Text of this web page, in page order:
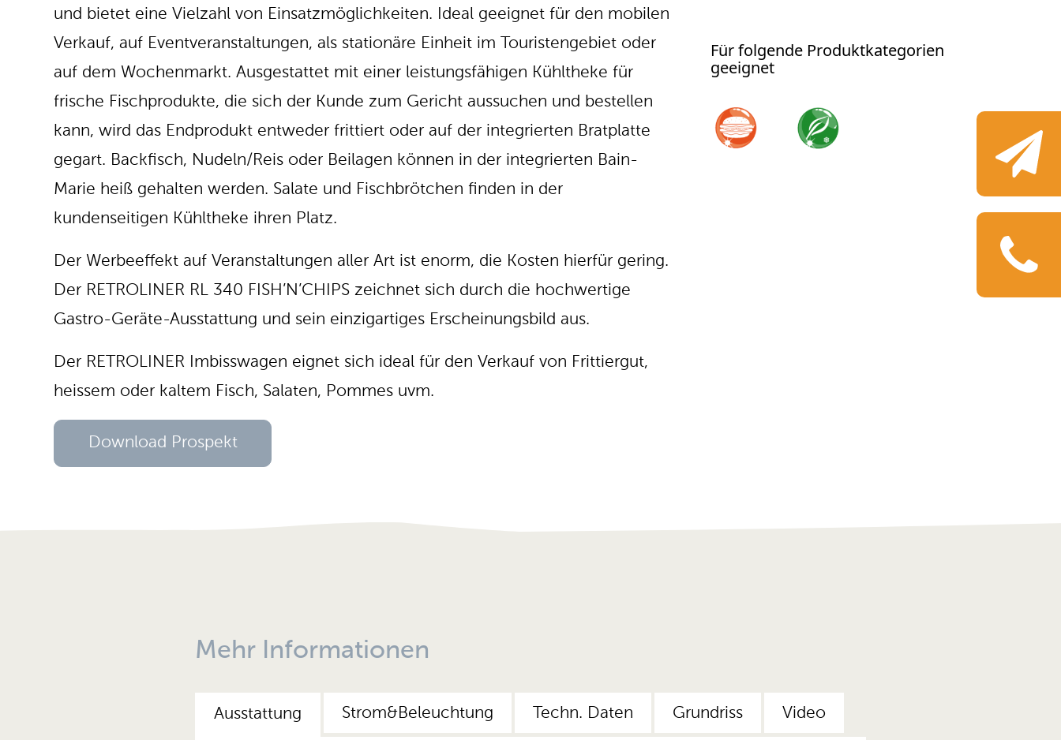
und bietet eine Vielzahl von Einsatzmöglichkeiten. Ideal geeignet für den mobilen
Verkauf, auf Eventveranstaltungen, als stationäre Einheit im Touristengebiet oder
auf dem Wochenmarkt. Ausgestattet mit einer leistungsfähigen Kühltheke für
frische Fischprodukte, die sich der Kunde zum Gericht aussuchen und bestellen
kann, wird das Endprodukt entweder frittiert oder auf der integrierten Bratplatte
gegart. Backfisch, Nudeln/Reis oder Beilagen können in der integrierten Bain-
Marie heiß gehalten werden. Salate und Fischbrötchen finden in der
kundenseitigen Kühltheke ihren Platz.
Der Werbeeffekt auf Veranstaltungen aller Art ist enorm, die Kosten hierfür gering.
Der RETROLINER RL 340 FISH’N’CHIPS zeichnet sich durch die hochwertige
Gastro-Geräte-Ausstattung und sein einzigartiges Erscheinungsbild aus.
Der RETROLINER Imbisswagen eignet sich ideal für den Verkauf von Frittiergut,
heissem oder kaltem Fisch, Salaten, Pommes uvm.
Download Prospekt
Für folgende Produktkategorien
geeignet
Mehr Informationen
Ausstattung Strom&Beleuchtung Techn. Daten Grundriss Video